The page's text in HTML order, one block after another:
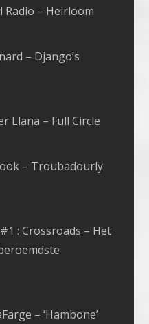
Radio – Heirloom
– Django’s
Llana – Full Circle
– Troubadourly
: Crossroads – Het
– ‘Hambone’